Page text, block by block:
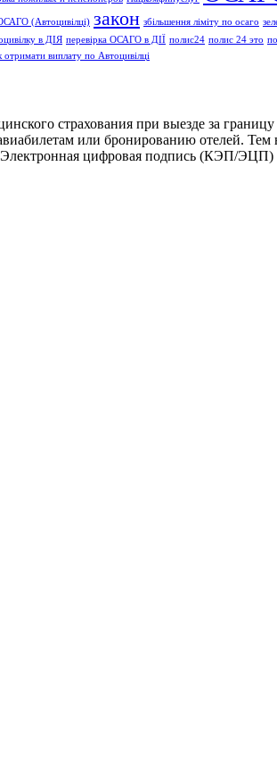
(Автоцивілці) закон збільшення ліміту по осаго
в ДІЯ перевірка ОСАГО в ДІЇ полис24 полис 24 это
отримати виплату по Автоцивілці
страхования при выезде за
или бронированию отелей.
Электронная цифровая подпись (КЭП/